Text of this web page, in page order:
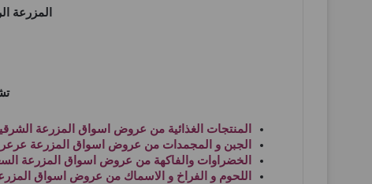
المزرعة
المنتجات الغذائية من عروض اسواق المزرعة
الجبن و المجمدات من عروض اسواق المزرعة عرعر
الخضراوات والفاكهة من عروض اسواق المزرعة
اللحوم و الفراخ و الاسماك من عروض اسواق